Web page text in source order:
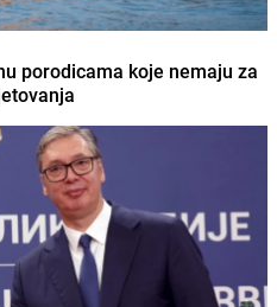
porodicama koje nemaju za